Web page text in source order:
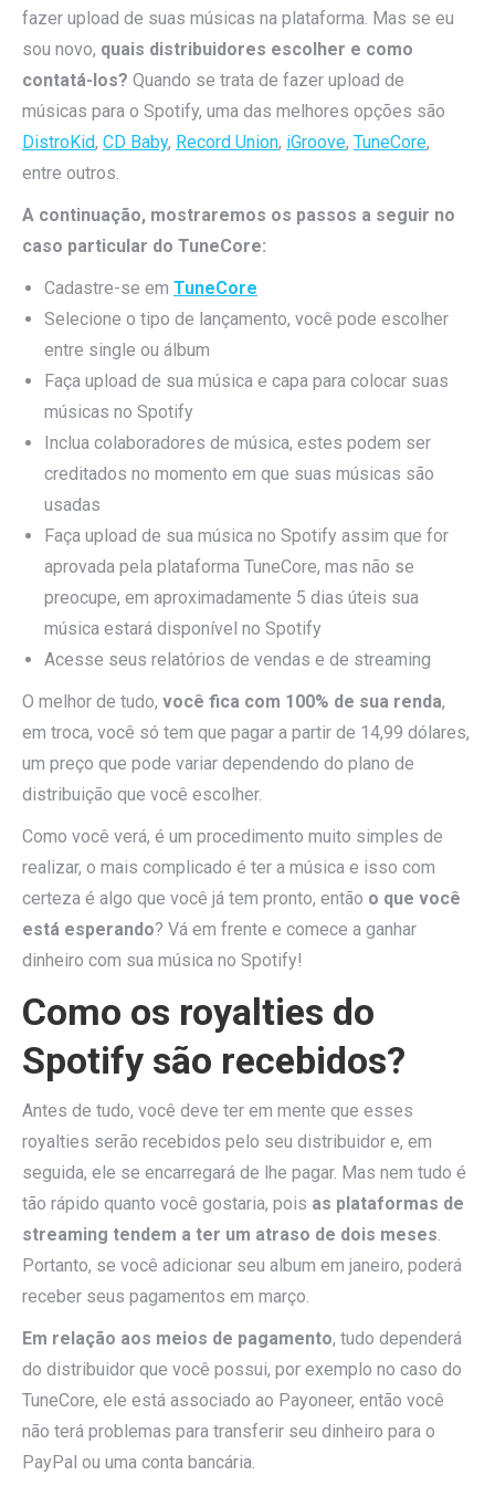
fazer upload de suas músicas na plataforma. Mas se eu
sou novo, quais distribuidores escolher e como
contatá-los? Quando se trata de fazer upload de
músicas para o Spotify, uma das melhores opções são
DistroKid, CD Baby, Record Union, iGroove, TuneCore,
entre outros.
A continuação, mostraremos os passos a seguir no
caso particular do TuneCore:
Cadastre-se em TuneCore
Selecione o tipo de lançamento, você pode escolher
entre single ou álbum
Faça upload de sua música e capa para colocar suas
músicas no Spotify
Inclua colaboradores de música, estes podem ser
creditados no momento em que suas músicas são
usadas
Faça upload de sua música no Spotify assim que for
aprovada pela plataforma TuneCore, mas não se
preocupe, em aproximadamente 5 dias úteis sua
música estará disponível no Spotify
Acesse seus relatórios de vendas e de streaming
O melhor de tudo, você fica com 100% de sua renda,
em troca, você só tem que pagar a partir de 14,99 dólares,
um preço que pode variar dependendo do plano de
distribuição que você escolher.
Como você verá, é um procedimento muito simples de
realizar, o mais complicado é ter a música e isso com
certeza é algo que você já tem pronto, então o que você
está esperando? Vá em frente e comece a ganhar
dinheiro com sua música no Spotify!
Como os royalties do
Spotify são recebidos?
Antes de tudo, você deve ter em mente que esses
royalties serão recebidos pelo seu distribuidor e, em
seguida, ele se encarregará de lhe pagar. Mas nem tudo é
tão rápido quanto você gostaria, pois as plataformas de
streaming tendem a ter um atraso de dois meses.
Portanto, se você adicionar seu album em janeiro, poderá
receber seus pagamentos em março.
Em relação aos meios de pagamento, tudo dependerá
do distribuidor que você possui, por exemplo no caso do
TuneCore, ele está associado ao Payoneer, então você
não terá problemas para transferir seu dinheiro para o
PayPal ou uma conta bancária.